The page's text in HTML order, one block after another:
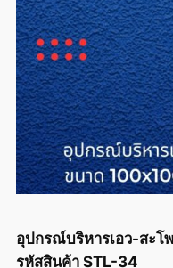
อุปกรณ์บริหารเอว-สะโ
รหัสสินค้า STL-34